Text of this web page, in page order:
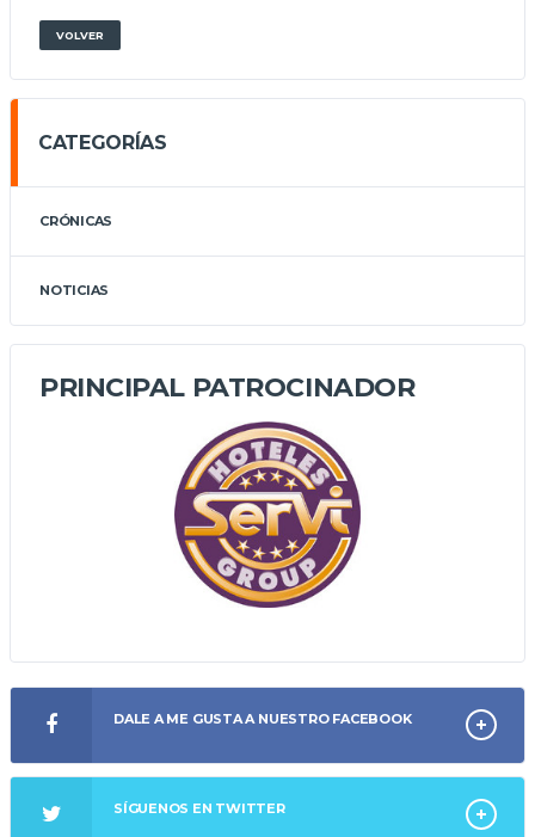
VOLVER
CATEGORÍAS
CRÓNICAS
NOTICIAS
PRINCIPAL PATROCINADOR
DALE A ME GUSTA A NUESTRO FACEBOOK
SÍGUENOS EN TWITTER